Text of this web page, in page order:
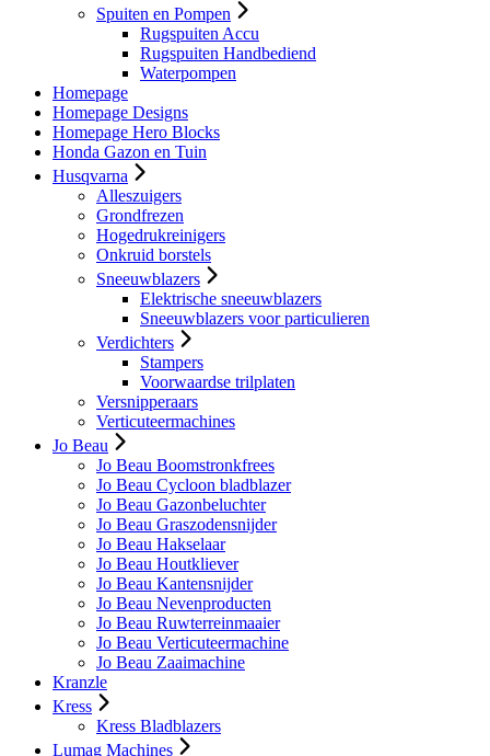
Spuiten en Pompen
Rugspuiten Accu
Rugspuiten Handbediend
Waterpompen
Homepage
Homepage Designs
Homepage Hero Blocks
Honda Gazon en Tuin
Husqvarna
Alleszuigers
Grondfrezen
Hogedrukreinigers
Onkruid borstels
Sneeuwblazers
Elektrische sneeuwblazers
Sneeuwblazers voor particulieren
Verdichters
Stampers
Voorwaardse trilplaten
Versnipperaars
Verticuteermachines
Jo Beau
Jo Beau Boomstronkfrees
Jo Beau Cycloon bladblazer
Jo Beau Gazonbeluchter
Jo Beau Graszodensnijder
Jo Beau Hakselaar
Jo Beau Houtkliever
Jo Beau Kantensnijder
Jo Beau Nevenproducten
Jo Beau Ruwterreinmaaier
Jo Beau Verticuteermachine
Jo Beau Zaaimachine
Kranzle
Kress
Kress Bladblazers
Lumag Machines